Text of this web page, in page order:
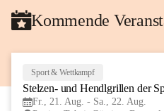
Kommende
Sport & Wettkampf
Stelzen- und Hendlgrillen der
Fr., 21. Aug. - Sa., 22. Aug.